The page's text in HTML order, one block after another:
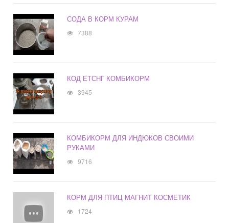
СОДА В КОРМ КУРАМ
7388
КОД ЕТСНГ КОМБИКОРМ
3945
КОМБИКОРМ ДЛЯ ИНДЮКОВ СВОИМИ
РУКАМИ
9716
КОРМ ДЛЯ ПТИЦ МАГНИТ КОСМЕТИК
1724